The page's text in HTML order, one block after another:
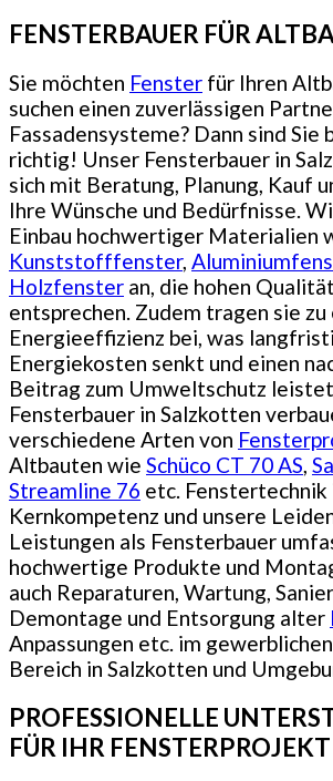
FENSTERBAUER FÜR
Sie möchten Fenster für Ihren
suchen einen zuverlässigen
Fassadensysteme? Dann sind Sie
richtig! Unser Fensterbauer in
sich mit Beratung, Planung, Kauf
Ihre Wünsche und Bedürfnisse.
Einbau hochwertiger Materialien
Kunststofffenster,
Holzfenster an, die hohen
entsprechen. Zudem tragen sie zu
Energieeffizienz bei, was
Energiekosten senkt und einen
Beitrag zum Umweltschutz
Fensterbauer in Salzkotten
verschiedene Arten von
Altbauten wie Schüco CT 70 AS,
Streamline 76 etc. Fenstertechnik
Kernkompetenz und unsere
Leistungen als Fensterbauer
hochwertige Produkte und
auch Reparaturen, Wartung,
Demontage und Entsorgung alter
Anpassungen etc. im
Bereich in Salzkotten und
PROFESSIONELLE
FÜR IHR FENSTERPROJEKT